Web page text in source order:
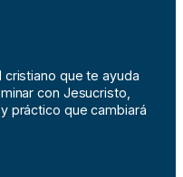
cristiano que te ayuda
con Jesucristo,
práctico que cambiará